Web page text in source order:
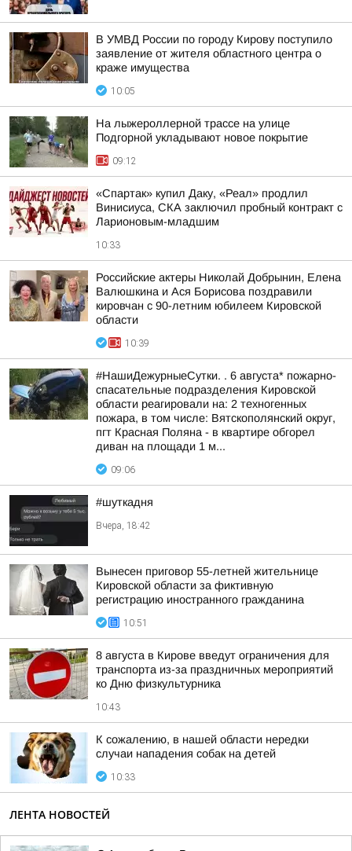
В УМВД России по городу Кирову поступило
заявление от жителя областного центра о
краже имущества
10:05
На лыжероллерной трассе на улице
Подгорной укладывают новое покрытие
09:12
«Спартак» купил Даку, «Реал» продлил
Винисиуса, СКА заключил пробный контракт с
Ларионовым-младшим
10:33
Российские актеры Николай Добрынин, Елена
Валюшкина и Ася Борисова поздравили
кировчан с 90-летним юбилеем Кировской
области
10:39
#НашиДежурныеСутки. . 6 августа* пожарно-
спасательные подразделения Кировской
области реагировали на: 2 техногенных
пожара, в том числе: Вятскополянский округ,
пгт Красная Поляна - в квартире обгорел
диван на площади 1 м...
09:06
#шуткадня
Вчера, 18:42
Вынесен приговор 55-летней жительнице
Кировской области за фиктивную
регистрацию иностранного гражданина
10:51
8 августа в Кирове введут ограничения для
транспорта из-за праздничных мероприятий
ко Дню физкультурника
10:43
К сожалению, в нашей области нередки
случаи нападения собак на детей
10:33
ЛЕНТА НОВОСТЕЙ